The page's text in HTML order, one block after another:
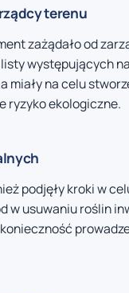
terenu
zażądało od
występujących
miały na celu
ryzyko ekologiczne.
podjęły kroki w
w usuwaniu roślin